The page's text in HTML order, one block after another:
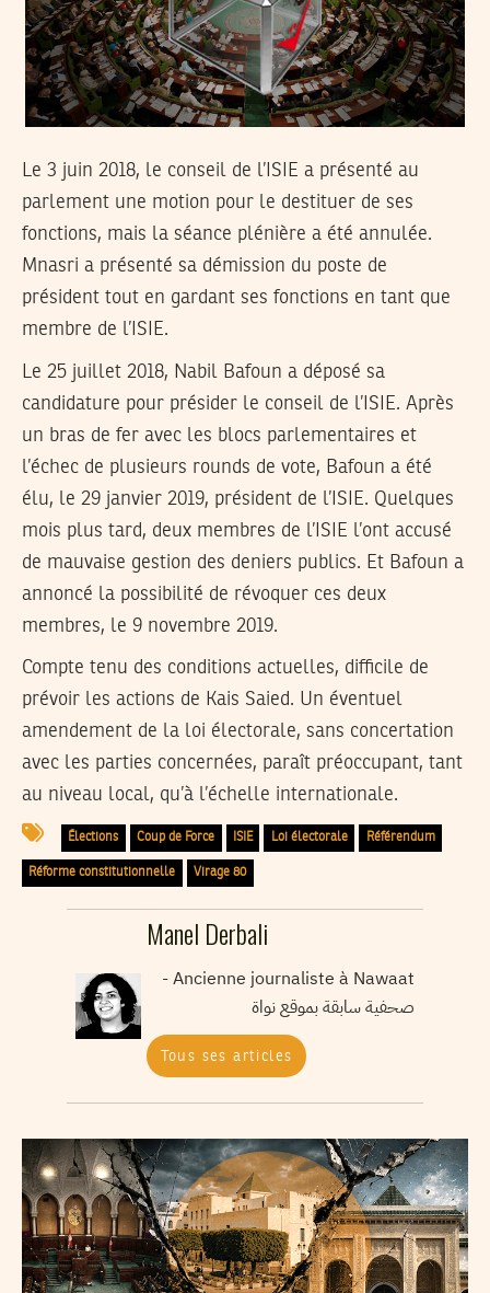
Le 3 juin 2018, le conseil de l’ISIE a présenté au
parlement une motion pour le destituer de ses
fonctions, mais la séance plénière a été annulée.
Mnasri a présenté sa démission du poste de
président tout en gardant ses fonctions en tant que
membre de l’ISIE.
Le 25 juillet 2018, Nabil Bafoun a déposé sa
candidature pour présider le conseil de l’ISIE. Après
un bras de fer avec les blocs parlementaires et
l’échec de plusieurs rounds de vote, Bafoun a été
élu, le 29 janvier 2019, président de l’ISIE. Quelques
mois plus tard, deux membres de l’ISIE l’ont accusé
de mauvaise gestion des deniers publics. Et Bafoun a
annoncé la possibilité de révoquer ces deux
membres, le 9 novembre 2019.
Compte tenu des conditions actuelles, difficile de
prévoir les actions de Kais Saied. Un éventuel
amendement de la loi électorale, sans concertation
avec les parties concernées, paraît préoccupant, tant
au niveau local, qu’à l’échelle internationale.
Élections Coup de Force ISIE Loi électorale Référendum
Réforme constitutionnelle Virage 80
Manel Derbali
Ancienne journaliste à Nawaat -
صحفية سابقة بموقع نواة
Tous ses articles